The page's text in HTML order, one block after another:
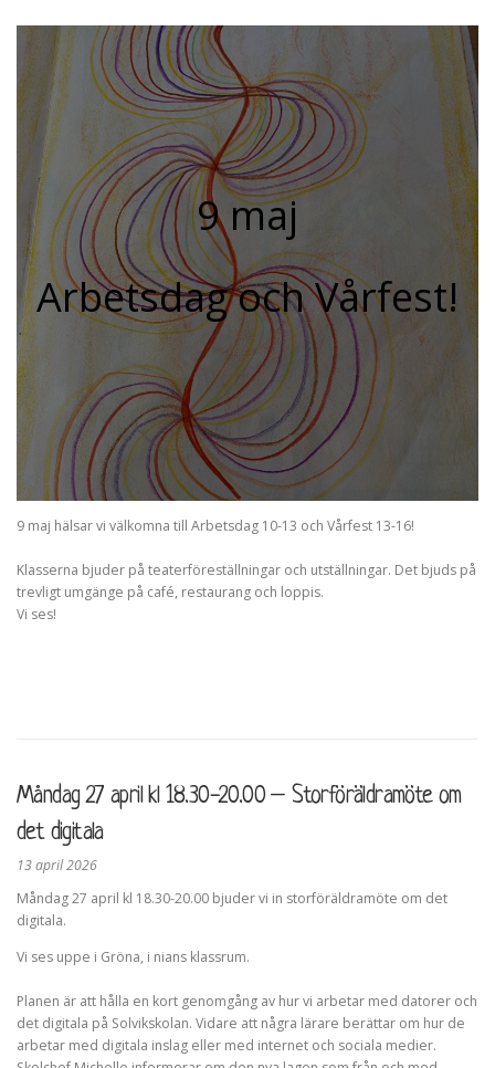
9 maj
Arbetsdag och Vårfest!
9 maj hälsar vi välkomna till Arbetsdag 10-13 och Vårfest 13-16!
Klasserna bjuder på teaterföreställningar och utställningar. Det bjuds på
trevligt umgänge på café, restaurang och loppis.
Vi ses!
Måndag 27 april kl 18.30-20.00 – Storföräldramöte om
det digitala
13 april 2026
Måndag 27 april kl 18.30-20.00 bjuder vi in storföräldramöte om det
digitala.
Vi ses uppe i Gröna, i nians klassrum.
Planen är att hålla en kort genomgång av hur vi arbetar med datorer och
det digitala på Solvikskolan. Vidare att några lärare berättar om hur de
arbetar med digitala inslag eller med internet och sociala medier.